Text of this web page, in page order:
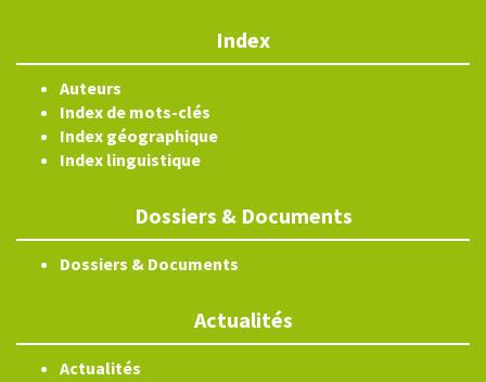
Index
Auteurs
Index de mots-clés
Index géographique
Index linguistique
Dossiers & Documents
Dossiers & Documents
Actualités
Actualités